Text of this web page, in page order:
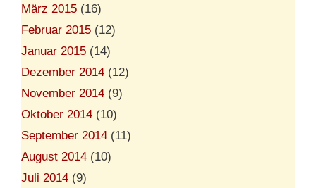
März 2015 (16)
Februar 2015 (12)
Januar 2015 (14)
Dezember 2014 (12)
November 2014 (9)
Oktober 2014 (10)
September 2014 (11)
August 2014 (10)
Juli 2014 (9)